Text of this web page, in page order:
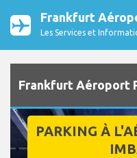
Frankfurt
Les Services et
Frankfurt Aéroport
PARKING À